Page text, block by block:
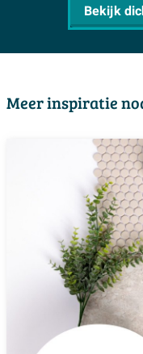
Bekijk
Meer inspiratie